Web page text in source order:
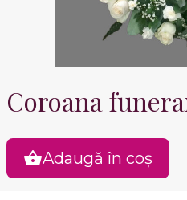
Coroana
Adaugă în coș